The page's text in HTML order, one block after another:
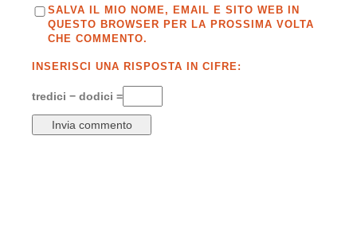
SALVA IL MIO NOME, EMAIL E SITO WEB IN
QUESTO BROWSER PER LA PROSSIMA VOLTA
CHE COMMENTO.
INSERISCI UNA RISPOSTA IN CIFRE:
tredici − dodici =